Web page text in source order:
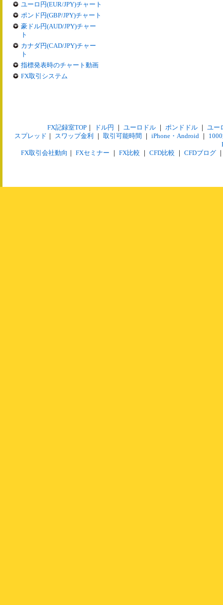
ユーロ円(EUR/JPY)チャート
ポンド円(GBP/JPY)チャート
豪ドル円(AUD/JPY)チャー
ト
カナダ円(CAD/JPY)チャー
ト
指標発表時のチャート動画
FX取引システム
FX記録室TOP｜ ドル円 ｜ ユーロドル｜ ポンドドル｜ ユー
スプレッド ｜ スワップ金利 ｜ 取引可能時間 ｜ iPhone・Android ｜
FX取引会社動向 ｜ FXセミナー ｜ FX比較 ｜ CFD比較 ｜ CFDブログ